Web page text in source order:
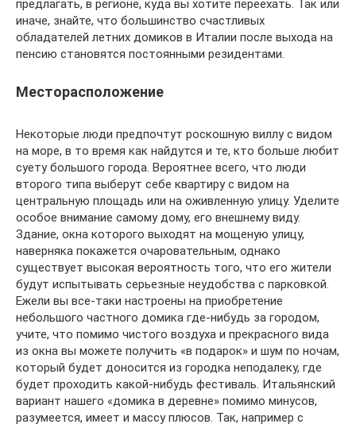
предлагать, в регионе, куда вы хотите переехать. Так или
иначе, знайте, что большинство счастливых
обладателей летних домиков в Италии после выхода на
пенсию становятся постоянными резидентами.
Месторасположение
Некоторые люди предпочтут роскошную виллу с видом
на море, в то время как найдутся и те, кто больше любит
суету большого города. Вероятнее всего, что люди
второго типа выберут себе квартиру с видом на
центральную площадь или на оживленную улицу. Уделите
особое внимание самому дому, его внешнему виду.
Здание, окна которого выходят на мощеную улицу,
наверняка покажется очаровательным, однако
существует высокая вероятность того, что его жители
будут испытывать серьезные неудобства с парковкой.
Ежели вы все-таки настроены на приобретение
небольшого частного домика где-нибудь за городом,
учите, что помимо чистого воздуха и прекрасного вида
из окна вы можете получить «в подарок» и шум по ночам,
который будет доносится из городка неподалеку, где
будет проходить какой-нибудь фестиваль. Итальянский
вариант нашего «домика в деревне» помимо минусов,
разумеется, имеет и массу плюсов. Так, например с